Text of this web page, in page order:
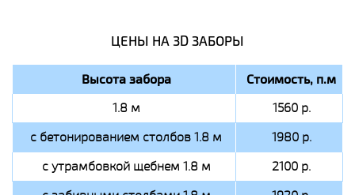
ЦЕНЫ НА 3D ЗАБОРЫ
Высота забора Стоимость, п.м
1.8 м
1560 р.
с бетонированием столбов 1.8 м
1980 р.
с утрамбовкой щебнем 1.8 м
2100 р.